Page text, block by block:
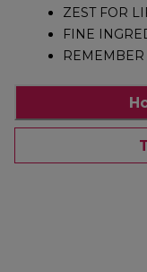
ZEST FOR
FINE
REMEMBER